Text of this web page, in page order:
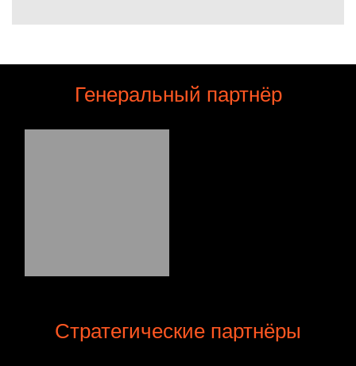
Генеральный партнёр
Стратегические партнёры